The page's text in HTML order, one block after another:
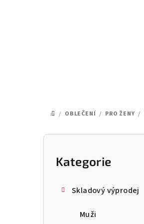
DOMŮ
/ OBLEČENÍ / PRO ŽENY /
P
Přeskočit
kategorie
Kategorie
Skladový výprodej
Muži